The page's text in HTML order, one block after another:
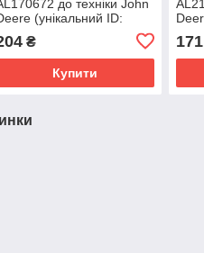
до техніки John
(унікальний ID:
₴
Купити
171